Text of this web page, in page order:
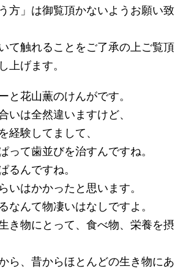
方」は御覧頂かないようお願い致
て触れることをご了承の上ご覧頂
上げます。
と花山薫のけんがです。
いは全然違いますけど、
経験してまして、
って歯並びを治すんですね。
るんですね。
いはかかったと思います。
なんて物凄いはなしですよ。
き物にとって、食べ物、栄養を摂
ら、昔からほとんどの生き物にあ